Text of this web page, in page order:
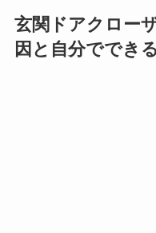
玄関ドアクロー
因と自分ででき